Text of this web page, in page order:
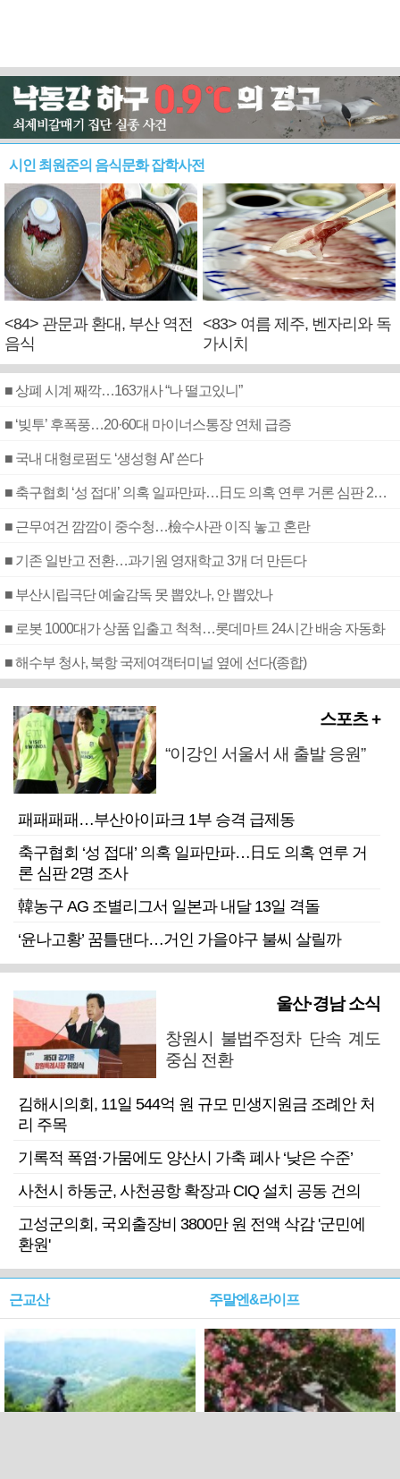
시인 최원준의 음식문화 잡학사전
<84> 관문과 환대, 부산 역전
음식
<83> 여름 제주, 벤자리와 독
가시치
■ 상폐 시계 째깍…163개사 “나 떨고있니”
■ ‘빚투’ 후폭풍…20·60대 마이너스통장 연체 급증
■ 국내 대형로펌도 ‘생성형 AI’ 쓴다
■ 축구협회 ‘성 접대’ 의혹 일파만파…日도 의혹 연루 거론 심판 2명 조사
■ 근무여건 깜깜이 중수청…檢수사관 이직 놓고 혼란
■ 기존 일반고 전환…과기원 영재학교 3개 더 만든다
■ 부산시립극단 예술감독 못 뽑았나, 안 뽑았나
■ 로봇 1000대가 상품 입출고 척척…롯데마트 24시간 배송 자동화
■ 해수부 청사, 북항 국제여객터미널 옆에 선다(종합)
스포츠 +
“이강인 서울서 새 출발 응원”
패패패패…부산아이파크 1부 승격 급제동
축구협회 ‘성 접대’ 의혹 일파만파…日도 의혹 연루 거
론 심판 2명 조사
韓농구 AG 조별리그서 일본과 내달 13일 격돌
‘윤나고황’ 꿈틀댄다…거인 가을야구 불씨 살릴까
울산·경남 소식
창원시 불법주정차 단속 계도
중심 전환
김해시의회, 11일 544억 원 규모 민생지원금 조례안 처
리 주목
기록적 폭염·가뭄에도 양산시 가축 폐사 ‘낮은 수준’
사천시 하동군, 사천공항 확장과 CIQ 설치 공동 건의
고성군의회, 국외출장비 3800만 원 전액 삭감 '군민에
환원'
근교산 주말엔&라이프